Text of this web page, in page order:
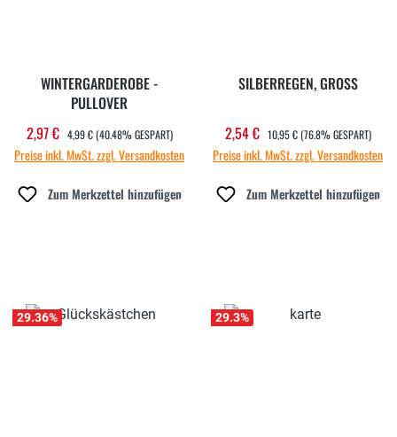
WINTERGARDEROBE -
PULLOVER
Verkaufspreis:
2,97 € REGULÄRER PREIS:
4,99 € (40.48% GESPART)
Preise inkl. MwSt. zzgl. Versandkosten
Zum Merkzettel hinzufügen
SILBERREGEN, GROSS
Verkaufspreis:
2,54 € REGULÄRER PREIS:
10,95 € (76.8% GESPART)
Preise inkl. MwSt. zzgl. Versandkosten
Zum Merkzettel hinzufügen
29.36% 29.3%